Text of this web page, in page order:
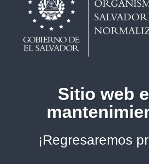
Sitio web
¡Regresaremos